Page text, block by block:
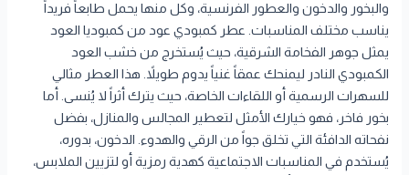
والبخور والدخون والعطور الفرنسية، وكل منها يحمل طابعاً فريداً
يناسب مختلف المناسبات. عطر كمبودي عود من كمبوديا العود
يمثل جوهر الفخامة الشرقية، حيث يُستخرج من خشب العود
الكمبودي النادر ليمنحك عمقاً غنياً يدوم طويلاً. هذا العطر مثالي
للسهرات الرسمية أو اللقاءات الخاصة، حيث يترك أثراً لا يُنسى. أما
بخور فاخر، فهو خيارك الأمثل لتعطير المجالس والمنازل، بفضل
نفحاته الدافئة التي تخلق جواً من الرقي والهدوء. الدخون، بدوره،
يُستخدم في المناسبات الاجتماعية كهدية رمزية أو لتزيين الملابس،